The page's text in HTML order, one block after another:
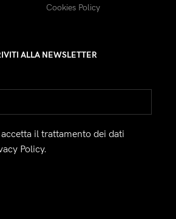
Cookies Policy
ALLA NEWSLETTER
accetta il trattamento dei dati
Policy.